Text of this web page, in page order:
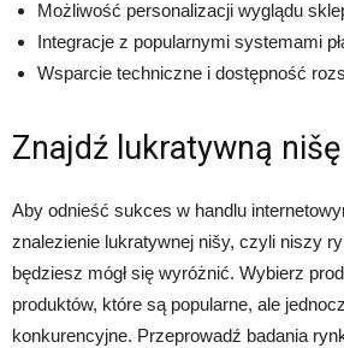
Możliwość personalizacji wyglądu
Integracje z popularnymi systemami
Wsparcie techniczne i dostępność
Znajdź lukratywną nišę
Aby odnieść sukces w handlu
znalezienie lukratywnej nišy, czyli niszy
będziesz mógł się wyróżnić. Wybierz
produktów, które są popularne, ale
konkurencyjne. Przeprowadź badania